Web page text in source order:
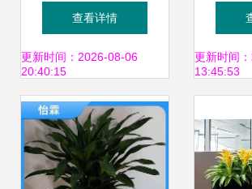
摆指南 朝阳区京广
桥绿植租赁全攻略
查看详情
更新时间：2026-08-06
20:40:15
及 花
全
更新时间
13:45:53